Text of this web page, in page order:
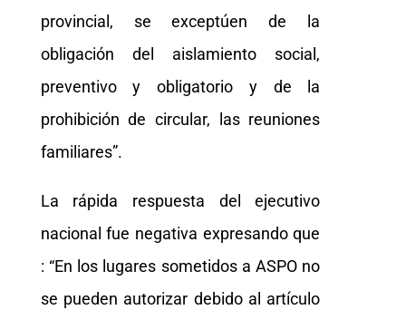
provincial, se exceptúen de la
obligación del aislamiento social,
preventivo y obligatorio y de la
prohibición de circular, las reuniones
familiares”.
La rápida respuesta del ejecutivo
nacional fue negativa expresando que
: “En los lugares sometidos a ASPO no
se pueden autorizar debido al artículo